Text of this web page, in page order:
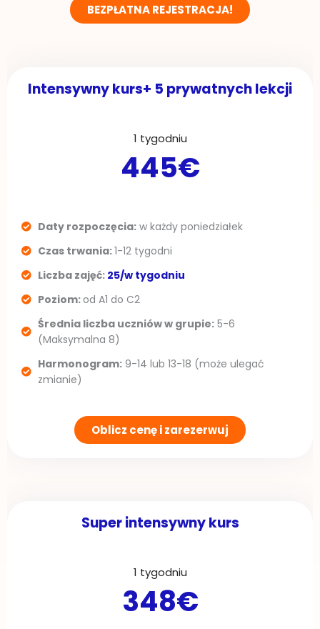
BEZPŁATNA REJESTRACJA!
Intensywny kurs+ 5 prywatnych lekcji
1 tygodniu
445€
Daty rozpoczęcia:w każdy poniedziałek
Czas trwania:1-12 tygodni
Liczba zajęć:25/w tygodniu
Poziom: od A1 do C2
Średnia liczba uczniów w grupie:5-6
(Maksymalna 8)
Harmonogram:9-14 lub 13-18 (może ulegać
zmianie)
Oblicz cenę i zarezerwuj
Super intensywny kurs
1 tygodniu
348€